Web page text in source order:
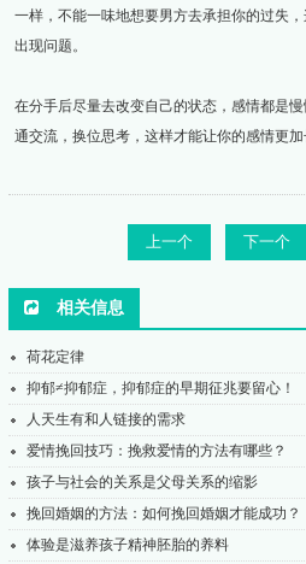
一样，不能一味地想要男方去承担你的过失
出现问题。
在分手后尽量去改变自己的状态，感情都是
通交流，换位思考，这样才能让你的感情更加
上一个 下一个
相关信息
荷花定律
抑郁≠抑郁症，抑郁症的早期征兆要留心！
人天生有和人链接的需求
爱情挽回技巧：挽救爱情的方法有哪些？
孩子与社会的关系是父母关系的缩影
挽回婚姻的方法：如何挽回婚姻才能成功？
体验是滋养孩子精神胚胎的养料